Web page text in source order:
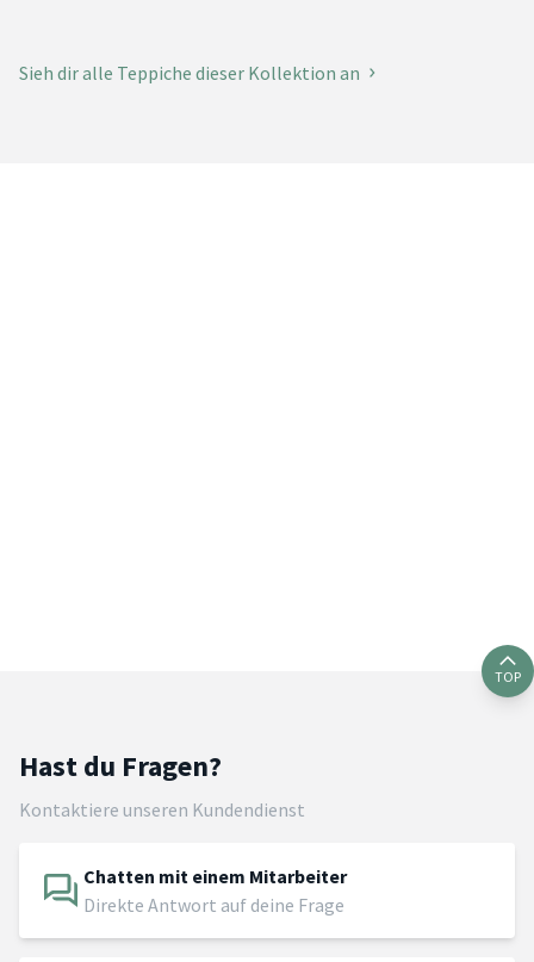
Sieh dir alle Teppiche dieser Kollektion an
TOP
Hast du Fragen?
Kontaktiere unseren Kundendienst
Chatten mit einem Mitarbeiter
Direkte Antwort auf deine Frage